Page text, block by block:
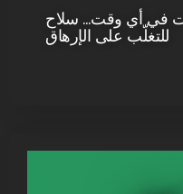
في أي وقت… سلاح
للتغلّب على الإرهاق